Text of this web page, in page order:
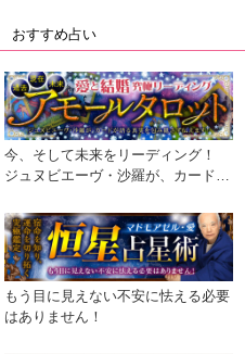
おすすめ占い
今、そして未来をリーディング！
ジュヌビエーヴ・沙羅が、カードが
もう目に見えない不安に怯える必要
はありません！